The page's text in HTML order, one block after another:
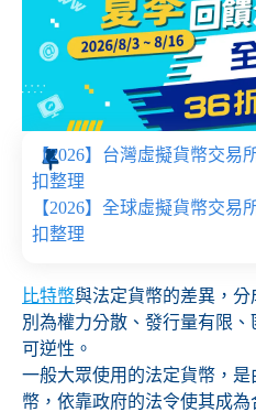
【2026】台灣虛擬貨幣交易
扣整理
【2026】全球虛擬貨幣交易
扣整理
比特幣與法定貨幣的差異，
別為權力分散、發行量有限
可逆性。
一般大眾使用的法定貨幣，
幣，依靠政府的法令使其成